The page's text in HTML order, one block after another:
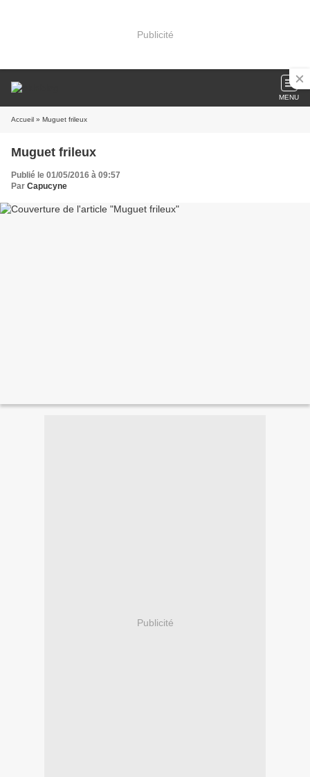
Publicité
MENU
Accueil » Muguet frileux
Muguet frileux
Publié le 01/05/2016 à 09:57
Par Capucyne
Publicité